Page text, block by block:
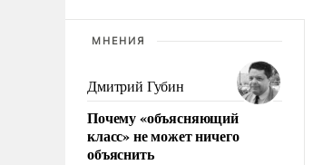
МНЕНИЯ
Дмитрий Губин
Почему «объясняющий
класс» не может ничего
объяснить